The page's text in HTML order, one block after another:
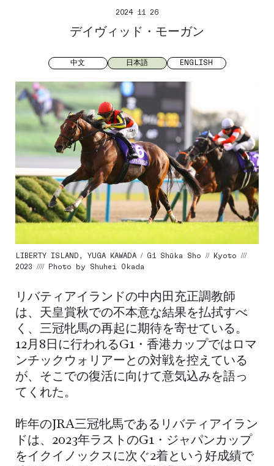
2024 11 26
デイヴィッド・モーガン
中文 日本語 ENGLISH
LIBERTY ISLAND, YUGA KAWADA / G1 Shūka Sho // Kyoto ///
2023 //// Photo by Shuhei Okada
リバティアイランドの中内田充正調教師
は、天皇賞秋での不本意な結果を払拭すべ
く、三冠牝馬の再起に期待を寄せている。
12月8日に行われるG1・香港カップではロマ
ンチックウォリアーとの対戦を控えている
が、そこでの復活に向けて意気込みを語っ
てくれた。
昨年のJRA三冠牝馬であるリバティアイラン
ドは、2023年ラストのG1・ジャパンカップ
をイクイノックスに次ぐ2着という好成績で